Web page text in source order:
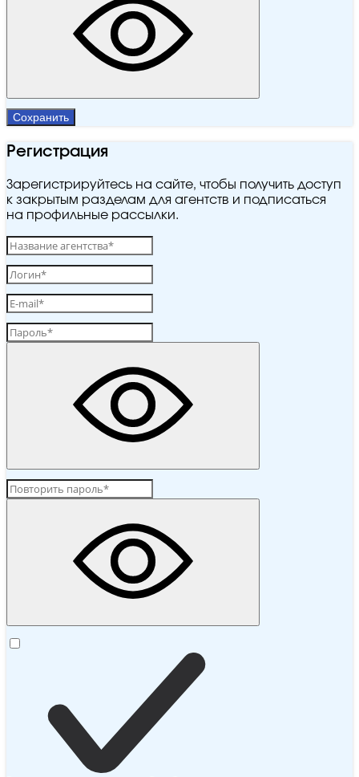
Сохранить
Регистрация
Зарегистрируйтесь на сайте, чтобы получить доступ
к закрытым разделам для агентств и подписаться
на профильные рассылки.